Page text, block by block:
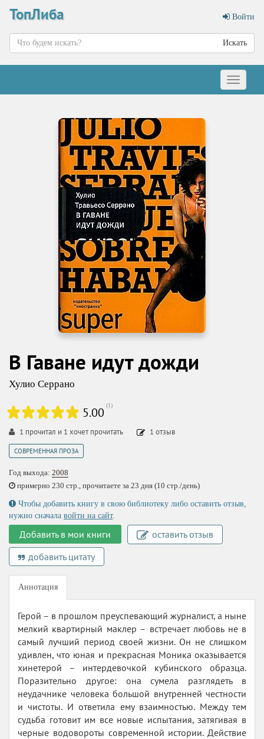
ТопЛиба Войти
Искать
Меню
В Гаване идут дожди
Хулио Серрано
5.00 (1)
1 прочитал и 1 хочет прочитать 1 отзыв
СОВРЕМЕННАЯ ПРОЗА
Год выхода: 2008
примерно 230 стр., прочитаете за 23 дня (10 стр./день)
Чтобы добавить книгу в свою библиотеку либо оставить отзыв,
нужно сначала войти на сайт.
Добавить в мои книги
оставить отзыв
добавить цитату
Аннотация
Герой – в прошлом преуспевающий журналист, а ныне
мелкий квартирный маклер – встречает любовь не в
самый лучший период своей жизни. Он не слишком
удивлен, что юная и прекрасная Моника оказывается
хинетерой – интердевочкой кубинского образца.
Поразительно другое: она сумела разглядеть в
неудачнике человека большой внутренней честности
и чистоты. И ответила ему взаимностью. Между тем
судьба готовит им все новые испытания, затягивая в
черные водовороты современной истории. Действие